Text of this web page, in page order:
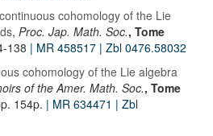
cohomology of the Lie
, Proc. Jap. Math. Soc., Tome
138 | MR 458517 | Zbl 0476.58032
cohomology of the Lie algebra
of the Amer. Math. Soc., Tome
154p. | MR 634471 | Zbl